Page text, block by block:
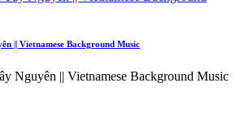
|| Vietnamese Background Music
Nguyên || Vietnamese Background Music